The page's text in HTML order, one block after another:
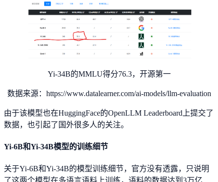
Yi-34B的MMLU得分76.3，开源第一
数据来源：https://www.datalearner.com/ai-models/llm-evaluation
由于该模型也在HuggingFace的OpenLLM Leaderboard上提交了
数据，也引起了国外很多人的关注。
Yi-6B和Yi-34B模型的训练细节
关于Yi-6B和Yi-34B的模型训练细节，官方没有透露，只说明